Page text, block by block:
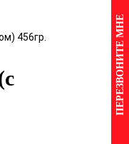
456гр. ПЕРЕЗВОНИТЕ МНЕ